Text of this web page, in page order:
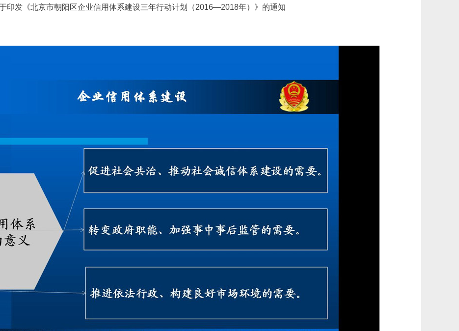
印发《北京市朝阳区企业信用体系建设三年行动计划（2016—2018年）》的通知